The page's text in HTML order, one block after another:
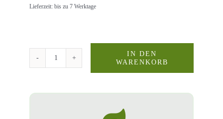
Lieferzeit: bis zu 7 Werktage
IN DEN
WARENKORB